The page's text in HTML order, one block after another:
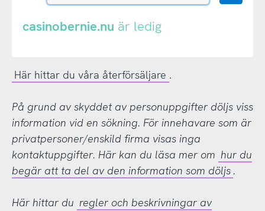
eller
casinobernie.nu är ledig
Här hittar du våra återförsäljare .
På grund av skyddet av personuppgifter döljs viss
information vid en sökning. För innehavare som är
privatpersoner/enskild firma visas inga
kontaktuppgifter. Här kan du läsa mer om hur du
begär att ta del av den information som döljs .
Här hittar du regler och beskrivningar av